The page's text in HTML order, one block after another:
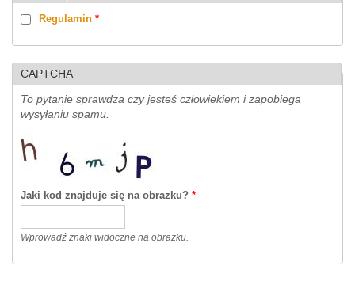
Regulamin *
CAPTCHA
To pytanie sprawdza czy jesteś człowiekiem i zapobiega
wysyłaniu spamu.
Jaki kod znajduje się na obrazku? *
Wprowadź znaki widoczne na obrazku.